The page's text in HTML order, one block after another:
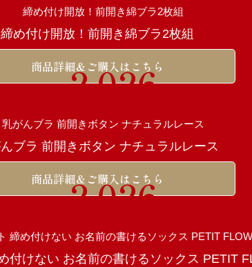
締め付け開放！前開き綿ブラ2枚組
商品詳細＆ご購入はこちら
2,026円（税込）
ブラ 前開きボタン ナチュラルレース
商品詳細＆ご購入はこちら
2,026円（税込）
付けない お名前の書けるソックス PETIT